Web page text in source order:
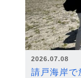
2026.07.08
請戸海岸で